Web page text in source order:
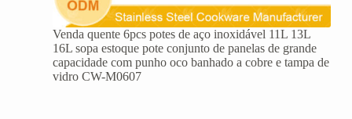
Venda quente 6pcs potes de aço inoxidável 11L 13L
16L sopa estoque pote conjunto de panelas de grande
capacidade com punho oco banhado a cobre e tampa de
vidro CW-M0607